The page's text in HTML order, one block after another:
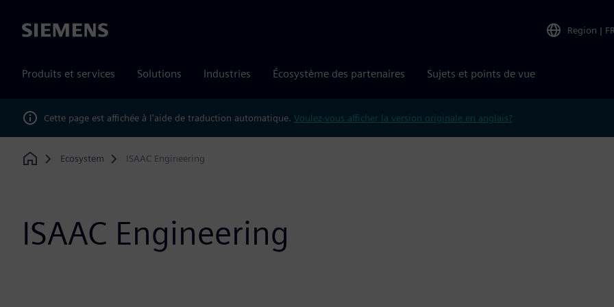
Siemens Region | FR
Produits et services Solutions Industries Écosystème des partenaires Sujets et points de vue
Cette page est affichée à l'aide de traduction automatique. Voulez-vous afficher la version originale en anglais?
Home
Ecosystem ISAAC Engineering
ISAAC Engineering